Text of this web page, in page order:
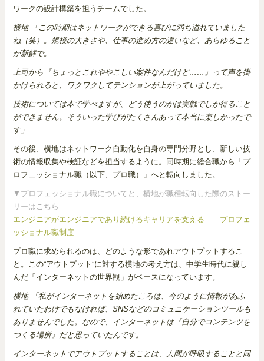
ワークの設計構築を担うチームでした。
横地 「この時期はネットワークができる喜びに満ち溢れていました
ね（笑）。規模の大きさや、仕事の進め方の違いなど、あらゆること
が新鮮で。
上司から『ちょっとこれややこしい案件なんだけど……』って声を掛
かけられると、ワクワクしてテンションが上がっていました。
技術については本で学べますが、どう使うのかは実戦でしか得ること
ができません。そういった学びがたくさんあって本当に楽しかったで
す」
その後、横地はネットワーク自動化を自身の専門分野とし、新しい技
術の情報収集や検証などを担当するように。同時期に総合職から「プ
ロフェッショナル職（以下、プロ職）」へと転向しました。
▼プロフェッショナル職についてと、横地が職種転向した際のストー
リーはこちら
エンジニアがエンジニアであり続けるキャリアを支える――プロフェ
ッショナル職制度
プロ職に求められるのは、どのような形であれアウトプットするこ
と。この“アウトプット”に対する横地の考え方は、中学生時代に親し
んだ「インターネットの世界観」がベースになっています。
横地 「私がインターネットを始めたころは、今のように情報があふ
れていたわけでもなければ、SNSなどのコミュニケーションツールも
ありませんでした。なので、インターネットは『自分でコンテンツを
つくる場所』だと思っていたんです。
インターネットでアウトプットすることは、人間が呼吸することと同